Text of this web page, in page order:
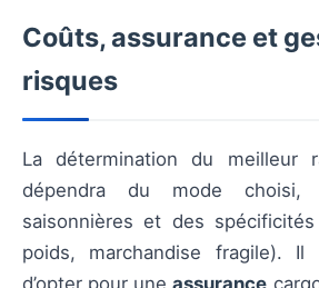
Coûts, assurance et
risques
La détermination du meilleur
dépendra du mode choisi,
saisonnières et des
poids, marchandise fragile). Il